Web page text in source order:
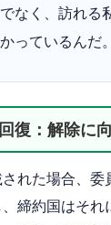
なく、訪れる
っているんだ。
復：解除に
れた場合、委
締約国はそれ